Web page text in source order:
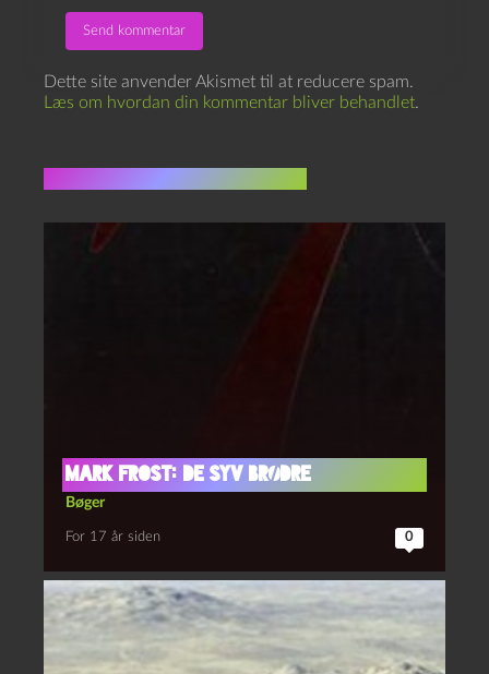
Dette site anvender Akismet til at reducere spam.
Læs om hvordan din kommentar bliver behandlet.
Mark Frost: De syv brødre
Bøger
For 17 år siden 0